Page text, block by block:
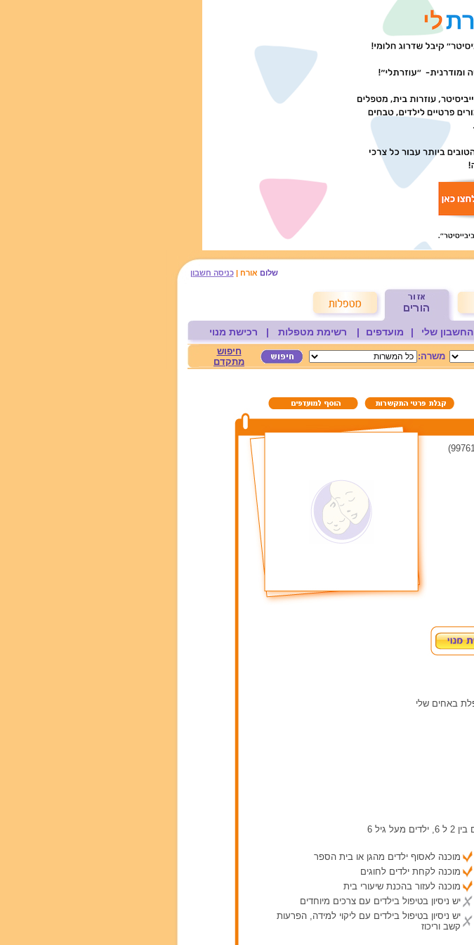
שלום אורח |כניסה חשבון
החשבון שלי | מועדפים | רשימת מטפלות | רכישת מנוי
משרה:
חיפוש
מתקדם
מוכנה לאסוף ילדים מהגן או בית הספר
מוכנה לקחת ילדים לחוגים
מוכנה לעזור בהכנת שיעורי בית
יש ניסיון בטיפול בילדים עם צרכים מיוחדים
יש ניסיון בטיפול בילדים עם ליקוי למידה, הפרעות
קשב וריכוז